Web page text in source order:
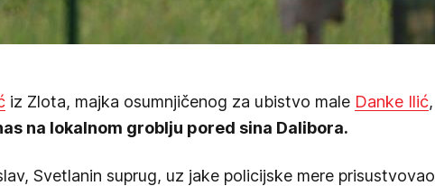
iz Zlota, majka osumnjičenog za ubistvo male Danke Ilić,
na lokalnom groblju pored sina Dalibora.
Svetlanin suprug, uz jake policijske mere prisustvovao